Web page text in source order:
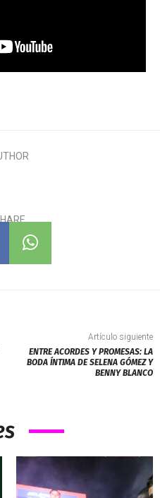
Artículo siguiente
ENTRE ACORDES Y PROMESAS: LA
BODA ÍNTIMA DE SELENA GÓMEZ Y
BENNY BLANCO